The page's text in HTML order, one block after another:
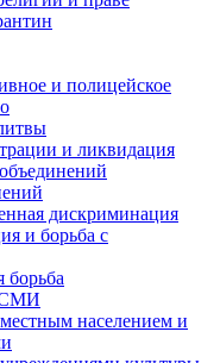
и полицейское
и ликвидация
дискриминация
и борьба с
борьба
СМИ
населением и